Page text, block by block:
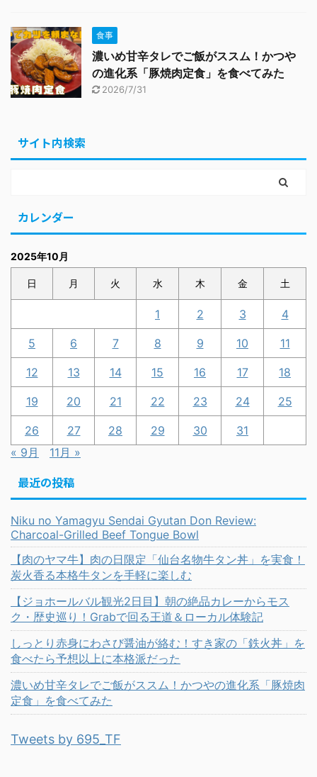
食事
濃いめ甘辛タレでご飯がススム！かつや
の進化系「豚焼肉定食」を食べてみた
2026/7/31
サイト内検索
カレンダー
2025年10月
日 月 火 水 木 金 土
1 2 3 4
5 6 7 8 9 10 11
12 13 14 15 16 17 18
19 20 21 22 23 24 25
26 27 28 29 30
31
« 9月
11月 »
最近の投稿
Niku no Yamagyu Sendai Gyutan Don Review:
Charcoal-Grilled Beef Tongue Bowl
【肉のヤマ牛】肉の日限定「仙台名物牛タン丼」を実食！
炭火香る本格牛タンを手軽に楽しむ
【ジョホールバル観光2日目】朝の絶品カレーからモス
ク・歴史巡り！Grabで回る王道＆ローカル体験記
しっとり赤身にわさび醤油が絡む！すき家の「鉄火丼」を
食べたら予想以上に本格派だった
濃いめ甘辛タレでご飯がススム！かつやの進化系「豚焼肉
定食」を食べてみた
Tweets by 695_TF